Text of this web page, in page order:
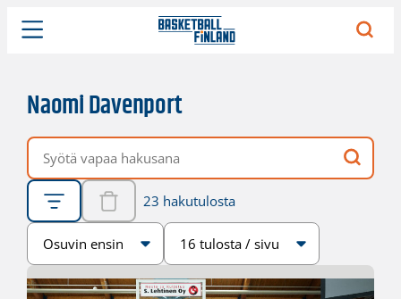
Naomi Davenport
Vapaa hakusana
23 hakutulosta
Järjestys
Sivukoko